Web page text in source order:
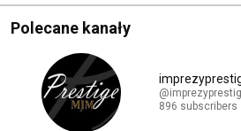
Polecane kanały
896 subscribers